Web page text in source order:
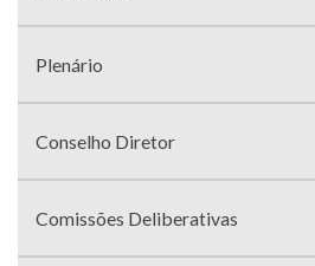
Plenário
Conselho Diretor
Comissões Deliberativas